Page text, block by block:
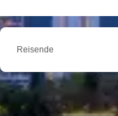
Reisende